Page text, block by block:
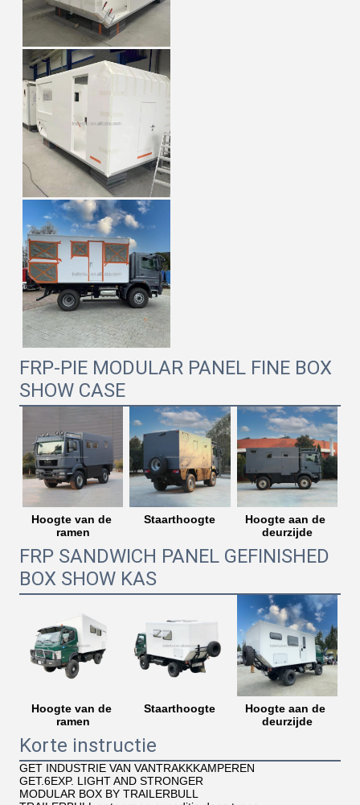
FRP-PIE MODULAR PANEL FINE BOX
SHOW CASE
Hoogte van de
ramen
Staarthoogte
Hoogte aan de
deurzijde
FRP SANDWICH PANEL GEFINISHED
BOX SHOW KAS
Hoogte van de
ramen
Staarthoogte
Hoogte aan de
deurzijde
Korte instructie
GET INDUSTRIE VAN VANTRAKKKAMPEREN
GET.6EXP. LIGHT AND STRONGER
MODULAR BOX BY TRAILERBULL